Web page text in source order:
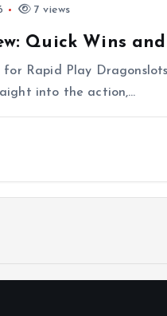
7 views
Quick Wins
Rapid Play
into the action,…